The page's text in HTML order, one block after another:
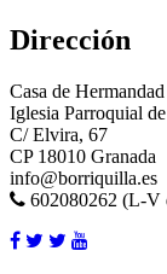
Dirección
Casa de Hermandad
Iglesia Parroquial
C/ Elvira, 67
CP 18010 Granada
info@borriquilla.es
602080262 (L-V